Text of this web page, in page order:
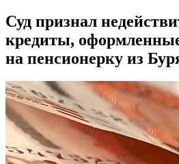
Суд признал
кредиты,
на пенсионерку из